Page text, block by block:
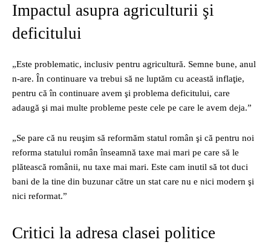
Impactul asupra agriculturii şi
deficitului
„Este problematic, inclusiv pentru agricultură. Semne bune, anul
n‑are. În continuare va trebui să ne luptăm cu această inflaţie,
pentru că în continuare avem şi problema deficitului, care
adaugă şi mai multe probleme peste cele pe care le avem deja.”
„Se pare că nu reuşim să reformăm statul român şi că pentru noi
reforma statului român înseamnă taxe mai mari pe care să le
plătească românii, nu taxe mai mari. Este cam inutil să tot duci
bani de la tine din buzunar către un stat care nu e nici modern şi
nici reformat.”
Critici la adresa clasei politice